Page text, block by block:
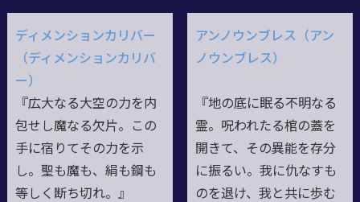
ディメンションカリバー
（ディメンションカリバ
ー）
『広大なる大空の力を内
包せし魔なる欠片。この
手に宿りてその力を示
し。聖も魔も、絹も鋼も
等しく断ち切れ。』
アンノウンブレス（アン
ノウンブレス）
『地の底に眠る不明なる
霊。呪われたる棺の蓋を
開きて、その異能を存分
に振るい。我に仇なすも
のを退け、我と共に歩む